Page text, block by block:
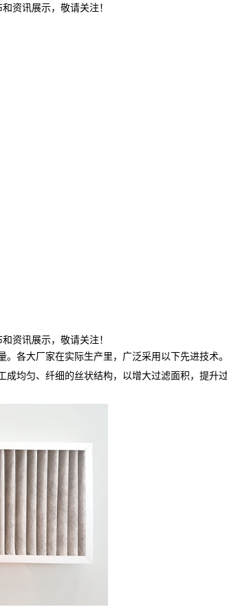
资讯展示，敬请关注！
资讯展示，敬请关注！
各大厂家在实际生产里，广泛采用以下先进技术。​
均匀、纤细的丝状结构，以增大过滤面积，提升